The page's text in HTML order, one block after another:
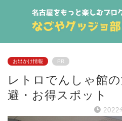
お出かけ情報 PR
レトロでんしゃ館
避・お得スポット
2022